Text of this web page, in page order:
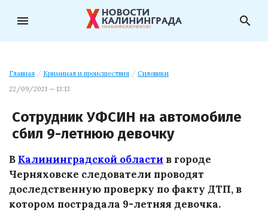
menu search
Главная / Криминал и происшествия / Силовики
22/09/2021 — 13:13
Сотрудник УФСИН на автомобиле
сбил 9-летнюю девочку
В Калининградской области в городе
Черняховске следователи проводят
доследственную проверку по факту ДТП, в
котором пострадала 9-летняя девочка.